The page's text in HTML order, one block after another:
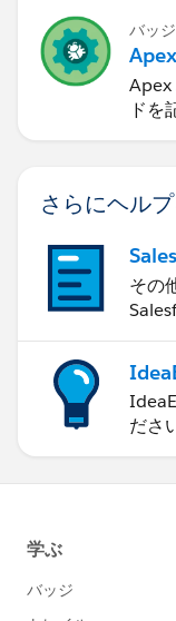
バッジ
Apex
ドを
さらにヘル
その
ださ